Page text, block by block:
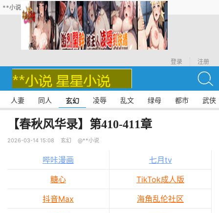
**小说
登录 注册
人妻 同人 玄幻 凌辱 乱文 绿母 都市 武侠
【春秋风华录】第410-411章
2026-03-14 15:08 玄幻 @**小说
哔咔漫画
七月tv
糖心
TikTok成人版
抖音Max
海角乱伦社区